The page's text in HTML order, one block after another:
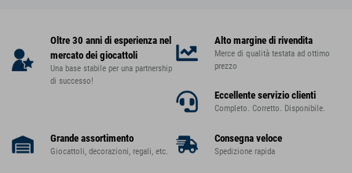
Oltre 30 anni di esperienza nel
mercato dei giocattoli
Una base stabile per una partnership
di successo!
Alto margine di rivendita
Merce di qualità testata ad ottimo
prezzo
Eccellente servizio clienti
Completo. Corretto. Disponibile.
Grande assortimento
Giocattoli, decorazioni, regali, etc.
Consegna veloce
Spedizione rapida